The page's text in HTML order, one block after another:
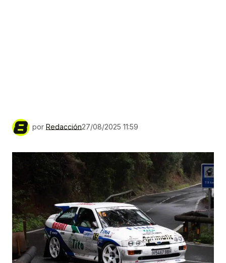
por Redacción27/08/2025 11:59